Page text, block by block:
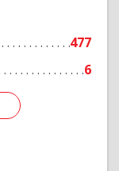
477
6